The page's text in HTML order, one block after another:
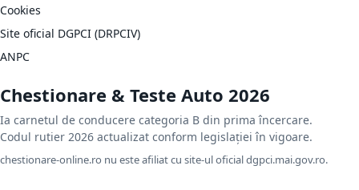
Cookies
Site oficial DGPCI (DRPCIV)
ANPC
Chestionare & Teste Auto 2026
Ia carnetul de conducere categoria B din prima încercare.
Codul rutier 2026 actualizat conform legislației în vigoare.
chestionare-online.ro nu este afiliat cu site-ul oficial dgpci.mai.gov.ro.